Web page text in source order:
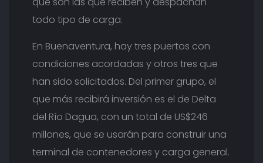
todo tipo de carga.
En Buenaventura, hay tres puertos con
condiciones acordadas y otros tres que
han sido solicitados. Del primer grupo, el
que más recibirá inversión es el de Delta
del Río Dagua, con un total de US$246
millones, que se usarán para construir una
terminal de contenedores y carga general.